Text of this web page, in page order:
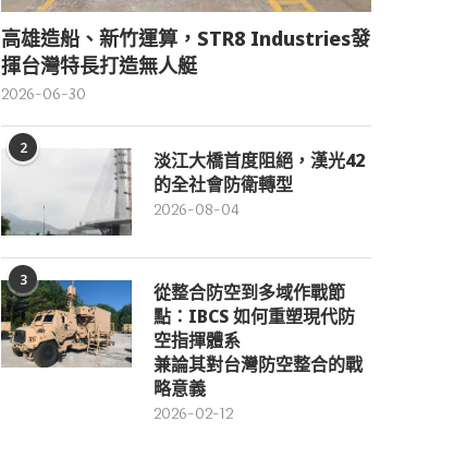
高雄造船、新竹運算，STR8 Industries發
揮台灣特長打造無人艇
2026-06-30
2
淡江大橋首度阻絕，漢光42
的全社會防衛轉型
2026-08-04
3
從整合防空到多域作戰節
點：IBCS 如何重塑現代防
空指揮體系
兼論其對台灣防空整合的戰
略意義
2026-02-12